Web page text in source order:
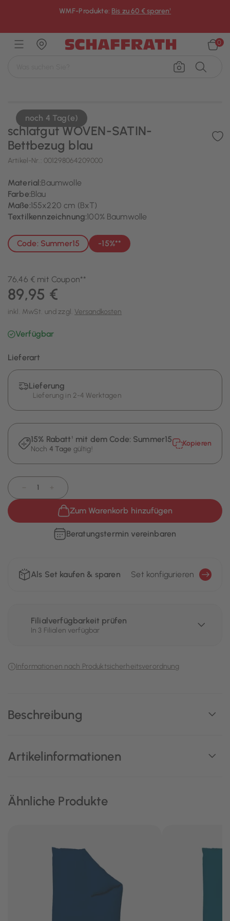
WMF-Produkte: Bis zu 60 € sparen¹
0
noch 4 Tag(e)
Beschreibung
Artikelinformationen
schlafgut WOVEN-SATIN-
Bettbezug blau
Artikel-Nr.: 001298064209000
Material:Baumwolle
Farbe:Blau
Maße:155x220 cm (BxT)
Textilkennzeichnung:100% Baumwolle
Code: Summer15 -15%**
76,46 € mit Coupon**
89,95 €
inkl. MwSt. und zzgl. Versandkosten
Verfügbar
Lieferart
Lieferung
Lieferung in 2-4 Werktagen
15% Rabatt¹ mit dem Code: Summer15
Noch 4 Tage gültig!
Kopieren
Zum Warenkorb hinzufügen
Beratungstermin vereinbaren
Als Set kaufen & sparen Set konfigurieren
Filialverfügbarkeit prüfen
In 3 Filialen verfügbar
Informationen nach Produktsicherheitsverordnung